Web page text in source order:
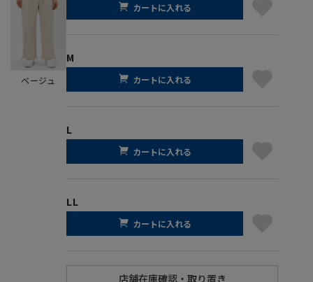
ベージュ
カートに入れる
M
カートに入れる
L
カートに入れる
LL
カートに入れる